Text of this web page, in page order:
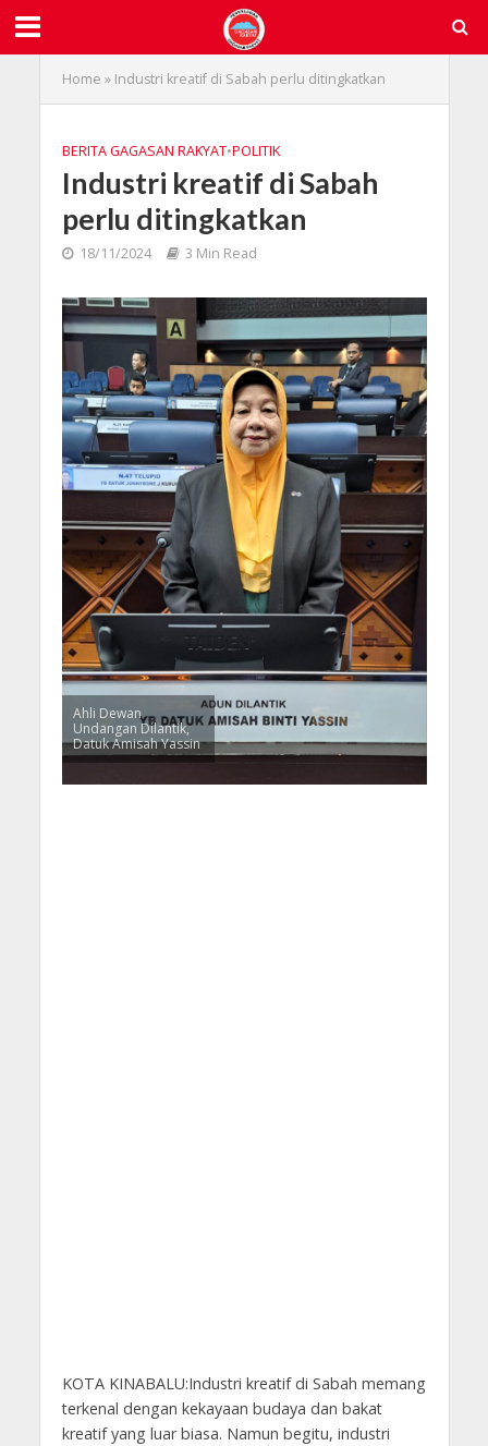
Home » Industri kreatif di Sabah perlu ditingkatkan
BERITA GAGASAN RAKYAT•POLITIK
Industri kreatif di Sabah
perlu ditingkatkan
18/11/2024 3 Min Read
Ahli Dewan
Undangan Dilantik,
Datuk Amisah Yassin
KOTA KINABALU:Industri kreatif di Sabah memang
terkenal dengan kekayaan budaya dan bakat
kreatif yang luar biasa. Namun begitu, industri